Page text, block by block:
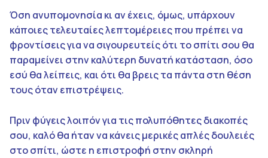
Όση ανυπομονησία κι αν έχεις, όμως, υπάρχουν
κάποιες τελευταίες λεπτομέρειες που πρέπει να
φροντίσεις για να σιγουρευτείς ότι το σπίτι σου θα
παραμείνει στην καλύτερη δυνατή κατάσταση, όσο
εσύ θα λείπεις, και ότι θα βρεις τα πάντα στη θέση
τους όταν επιστρέψεις.
Πριν φύγεις λοιπόν για τις πολυπόθητες διακοπές
σου, καλό θα ήταν να κάνεις μερικές απλές δουλειές
στο σπίτι, ώστε η επιστροφή στην σκληρή